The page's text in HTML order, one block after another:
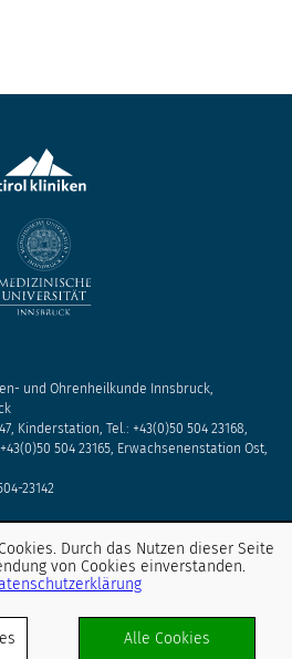
und Ohrenheilkunde Innsbruck,
Kinderstation, Tel.: +43(0)50 504 23168,
504 23165, Erwachsenenstation Ost,
23142
Durch das Nutzen dieser Seite
von Cookies einverstanden.
Alle Cookies